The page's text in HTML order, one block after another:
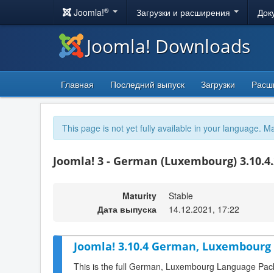
Joomla!® Загрузки и расширения
Joomla! Downloads
Главная Последний выпуск Загрузки
This page is not yet fully available in your language.
Joomla! 3 - German (Luxembourg)
Maturity
Stable
Дата выпуска
14.12.2021, 17:22
Joomla! 3.10.4 German,
This is the full German, Luxembourg Language